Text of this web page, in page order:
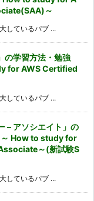
～
しているパブ ...
の学習方法・勉強
for AWS Certified
しているパブ ...
– アソシエイト」の
～ How to study for
～(新試験S
しているパブ ...